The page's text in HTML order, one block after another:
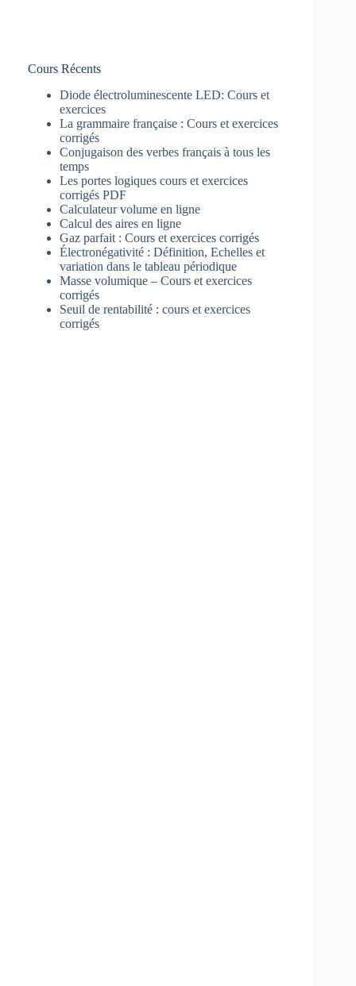
Cours Récents
Diode électroluminescente LED: Cours et
exercices
La grammaire française : Cours et exercices
corrigés
Conjugaison des verbes français à tous les
temps
Les portes logiques cours et exercices
corrigés PDF
Calculateur volume en ligne
Calcul des aires en ligne
Gaz parfait : Cours et exercices corrigés
Électronégativité : Définition, Echelles et
variation dans le tableau périodique
Masse volumique – Cours et exercices
corrigés
Seuil de rentabilité : cours et exercices
corrigés